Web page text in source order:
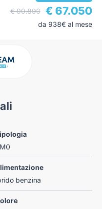
€ 90.890 € 67.050
da 938€ al mese
benzina